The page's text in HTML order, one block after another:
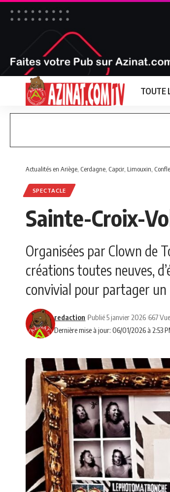
TOUTE
Actualités en Ariège, Cerdagne, Capcir, Limouxin,
SPECTACLE
Sainte-Croix-
Organisées par Clown de
créations toutes neuves,
convivial pour partager
Dernière mise à jour: 06/01/2026 à 2:53
redaction Publié 5 janvier 2026 667